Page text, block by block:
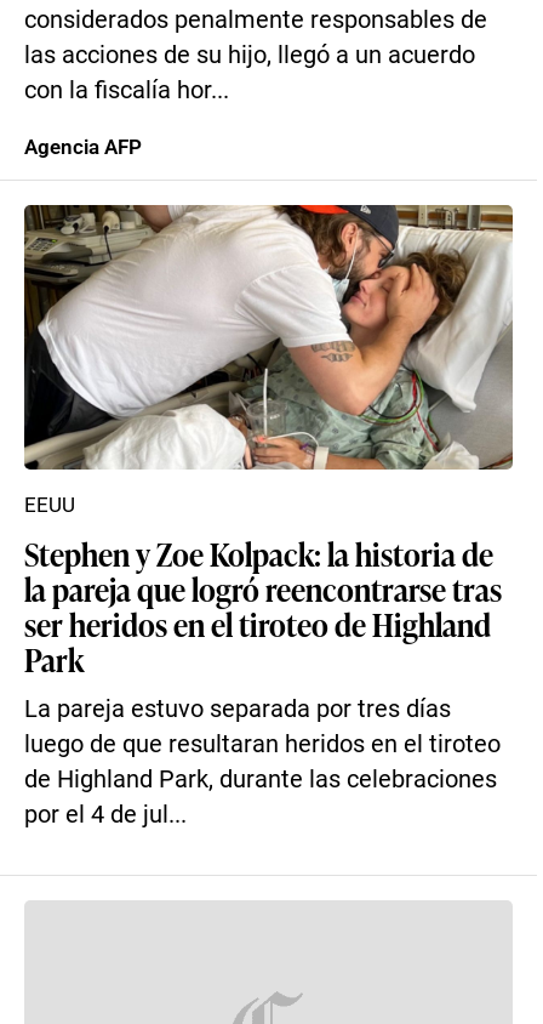
considerados penalmente responsables de
las acciones de su hijo, llegó a un acuerdo
con la fiscalía hor...
Agencia AFP
Stephen y Zoe Kolpack: la historia de
la pareja que logró reencontrarse tras
ser heridos en el tiroteo de Highland
Park
La pareja estuvo separada por tres días
luego de que resultaran heridos en el tiroteo
de Highland Park, durante las celebraciones
por el 4 de jul...
EEUU